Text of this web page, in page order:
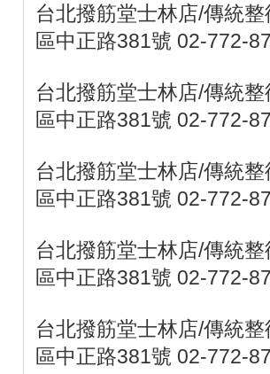
台北撥筋堂士林店/傳統
區中正路381號 02-772-
台北撥筋堂士林店/傳統
區中正路381號 02-772-
台北撥筋堂士林店/傳統
區中正路381號 02-772-
台北撥筋堂士林店/傳統
區中正路381號 02-772-
台北撥筋堂士林店/傳統
區中正路381號 02-772-